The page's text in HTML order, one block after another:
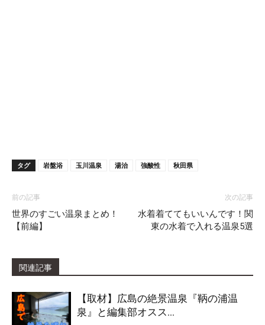
タグ 岩盤浴 玉川温泉 湯治 強酸性 秋田県
前の記事
世界のすごい温泉まとめ！
【前編】
次の記事
水着着ててもいいんです！関
東の水着で入れる温泉5選
関連記事
【取材】広島の絶景温泉『鞆の浦温
泉』と編集部オスス...